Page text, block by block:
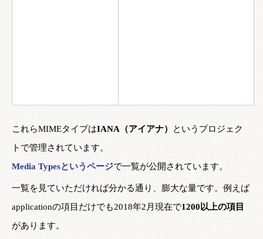
これらMIMEタイプはIANA（アイアナ）
というプロジェク
トで管理されています。
Media Typesというページで一覧が公開されています。
一覧を見ていただければ分かる通り、膨大な量です。例えば
applicationの項目だけでも2018年2月現在で1200以上の項目
があります。